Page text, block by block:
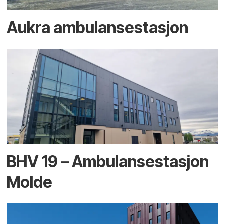
Aukra ambulansestasjon
BHV 19 – Ambulansestasjon
Molde